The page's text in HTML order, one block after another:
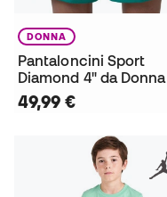
DONNA
Pantaloncini Sport
Diamond 4" da Donna
49,99 €